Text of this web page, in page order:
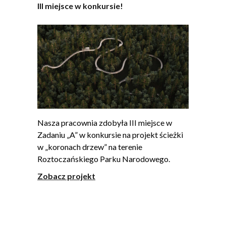
III miejsce w konkursie!
Nasza pracownia zdobyła III miejsce w
Zadaniu „A” w konkursie na projekt ścieżki
w „koronach drzew” na terenie
Roztoczańskiego Parku Narodowego.
Zobacz projekt